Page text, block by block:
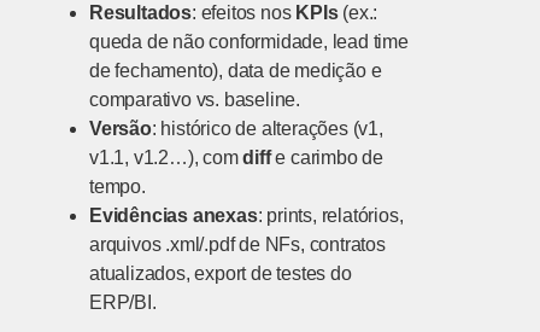
Resultados: efeitos nos KPIs(ex.:
queda de não conformidade, lead time
de fechamento), data de medição e
comparativo vs. baseline.
Versão: histórico de alterações (v1,
v1.1, v1.2…), comdiffe carimbo de
tempo.
Evidências anexas: prints, relatórios,
arquivos .xml/.pdf de NFs, contratos
atualizados, export de testes do
ERP/BI.